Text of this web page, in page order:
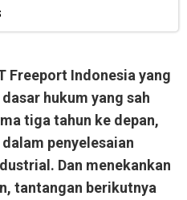
Freeport Indonesia yang
hukum yang sah
tiga tahun ke depan,
penyelesaian
Dan menekankan
tantangan berikutnya